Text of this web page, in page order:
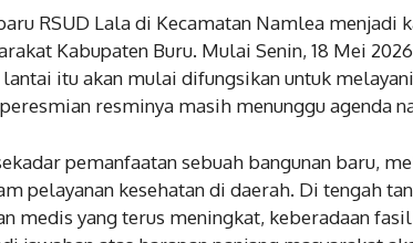
RSUD Lala di Kecamatan Namlea menjadi
Kabupaten Buru. Mulai Senin, 18 Mei
itu akan mulai difungsikan untuk
resminya masih menunggu agenda
pemanfaatan sebuah bangunan baru,
pelayanan kesehatan di daerah. Di tengah
medis yang terus meningkat, keberadaan